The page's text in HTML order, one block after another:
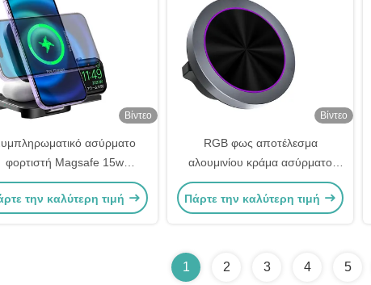
Βίντεο
ασύρματο
φορτιστή Magsafe 15w
και κάθετη λειτουργία
οθόνης
την καλύτερη τιμή
Βίντεο
RGB φως αποτέλεσμα
αλουμινίου κράμα ασύρματο
φορτιστή αυτοκινήτου Mount
ένα χέρι λειτουργία
Πάρτε την καλύτερη τιμή
1 2 3 4 5